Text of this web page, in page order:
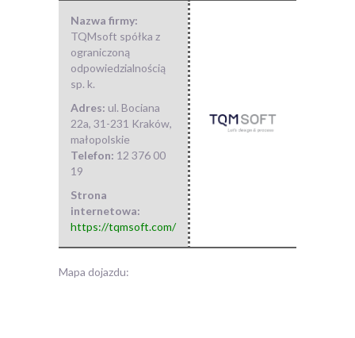
Nazwa firmy:
TQMsoft spółka z
ograniczoną
odpowiedzialnością
sp. k.
Adres: ul. Bociana
22a, 31-231 Kraków,
małopolskie
Telefon: 12 376 00
19
Strona
internetowa:
https://tqmsoft.com/
Mapa dojazdu: